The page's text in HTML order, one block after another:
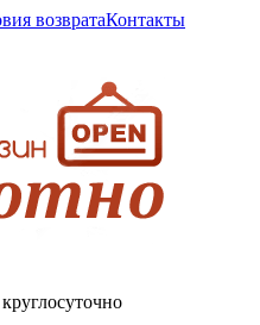
возвратаКонтакты